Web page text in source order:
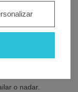
la hipertensión se
los síntomas de
o nadar.